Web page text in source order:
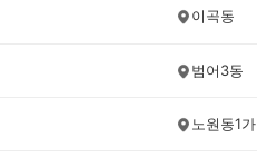
이곡동
범어3동
노원동1가